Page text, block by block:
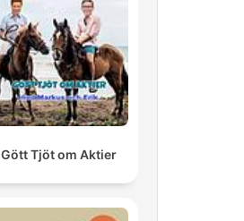
Gött Tjöt om Aktier